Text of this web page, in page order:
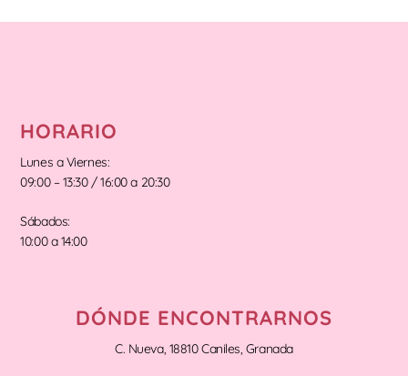
HORARIO
Lunes a Viernes:
09:00 – 13:30 / 16:00 a 20:30
Sábados:
10:00 a 14:00
DÓNDE ENCONTRARNOS
C. Nueva, 18810 Caniles, Granada